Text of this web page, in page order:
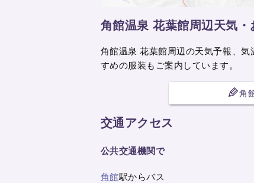
角館温泉 花葉館周辺天気・
角館温泉 花葉館周辺の天気予報、
すめの服装もご案内しています。
角
交通アクセス
公共交通機関で
角館駅からバス